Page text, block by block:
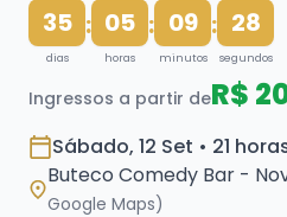
35
dias
: 05
horas
: 09
minutos
: 28
segundos
Ingressos a partir deR$
Sábado, 12 Set • 21
Buteco Comedy Bar -
Google Maps)